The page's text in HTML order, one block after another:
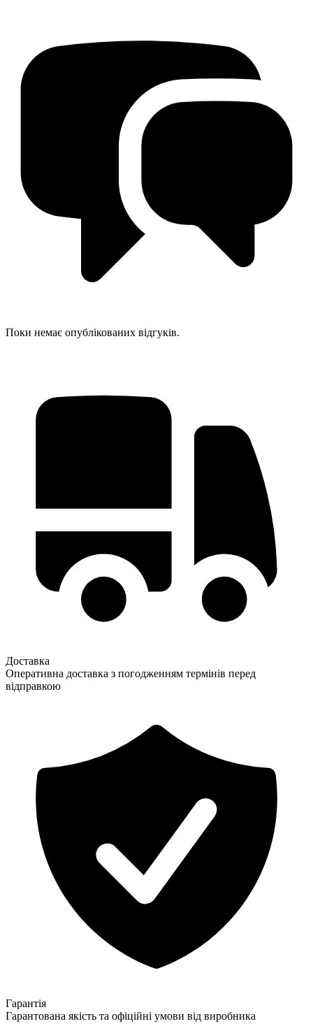
Поки немає опублікованих відгуків.
Доставка
Оперативна доставка з погодженням термінів перед
відправкою
Гарантія
Гарантована якість та офіційні умови від виробника